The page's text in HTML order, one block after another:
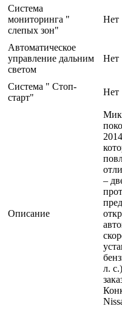
Система
мониторинга "
слепых зон"
Нет
Автоматическое
управление дальним
светом
Нет
Система " Стоп-
старт"
Нет
Описание
–
л.